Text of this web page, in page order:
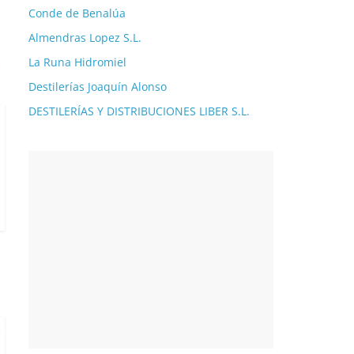
Conde de Benalúa
Almendras Lopez S.L.
La Runa Hidromiel
Destilerías Joaquín Alonso
DESTILERÍAS Y DISTRIBUCIONES LIBER S.L.